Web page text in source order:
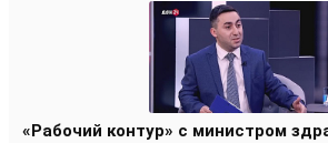
«Рабочий контур» с министром